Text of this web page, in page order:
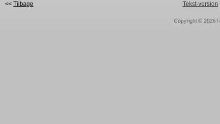
<< Tilbage Tekst-version
Copyright © 2026